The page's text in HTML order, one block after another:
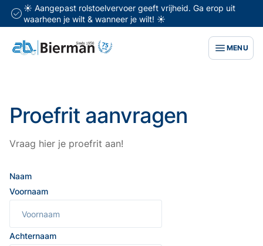
☀️ Aangepast rolstoelvervoer geeft vrijheid. Ga erop uit
waarheen je wilt & wanneer je wilt! ☀️
MENU
Proefrit aanvragen
Vraag hier je proefrit aan!
Naam
Voornaam
Achternaam